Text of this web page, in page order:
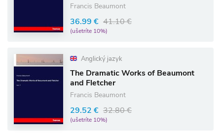
Francis Beaumont
36.99 € 41.10 €
(ušetríte 10%)
Anglický jazyk
The Dramatic Works of Beaumont
and Fletcher
Francis Beaumont
29.52 € 32.80 €
(ušetríte 10%)